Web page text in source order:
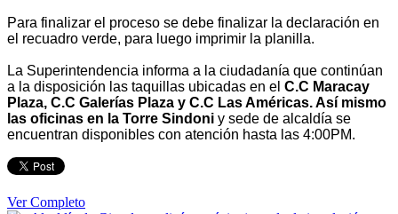
Para finalizar el proceso se debe finalizar la declaración en
el recuadro verde, para luego imprimir la planilla.
La Superintendencia informa a la ciudadanía que continúan
a la disposición las taquillas ubicadas en el C.C Maracay
Plaza, C.C Galerías Plaza y C.C Las Américas. Así mismo
las oficinas en la Torre Sindoni y sede de alcaldía se
encuentran disponibles con atención hasta las 4:00PM.
Ver Completo